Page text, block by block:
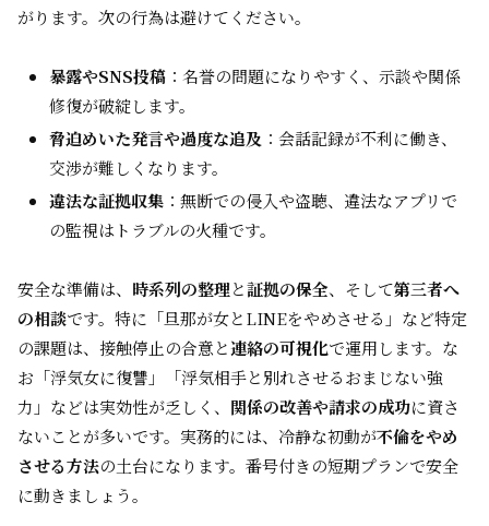
がります。次の行為は避けてください。
暴露やSNS投稿 ：名誉の問題になりやすく、示談や関係
修復が破綻します。
脅迫めいた発言や過度な追及 ：会話記録が不利に働き、
交渉が難しくなります。
違法な証拠収集 ：無断での侵入や盗聴、違法なアプリで
の監視はトラブルの火種です。
安全な準備は、 時系列の整理と証拠の保全、そして第三者へ
の相談です。特に「旦那が女とLINEをやめさせる」など特定
の課題は、接触停止の合意と連絡の可視化で運用します。な
お「浮気女に復讐」「浮気相手と別れさせるおまじない強
力」などは実効性が乏しく、 関係の改善や請求の成功に資さ
ないことが多いです。実務的には、冷静な初動が不倫をやめ
させる方法の土台になります。番号付きの短期プランで安全
に動きましょう。